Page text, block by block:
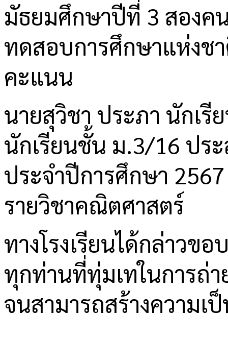
มัธยมศึกษาปีที่ 3 สองค
ทดสอบการศึกษาแห่งช
คะแนน
นายสุวิชา ประภา นักเ
นักเรียนชั้น ม.3/16 ประ
ประจำปีการศึกษา
รายวิชาคณิตศาสตร์
ทางโรงเรียนได้กล่าว
ทุกท่านที่ทุ่มเทในการถ่
จนสามารถสร้างความเ